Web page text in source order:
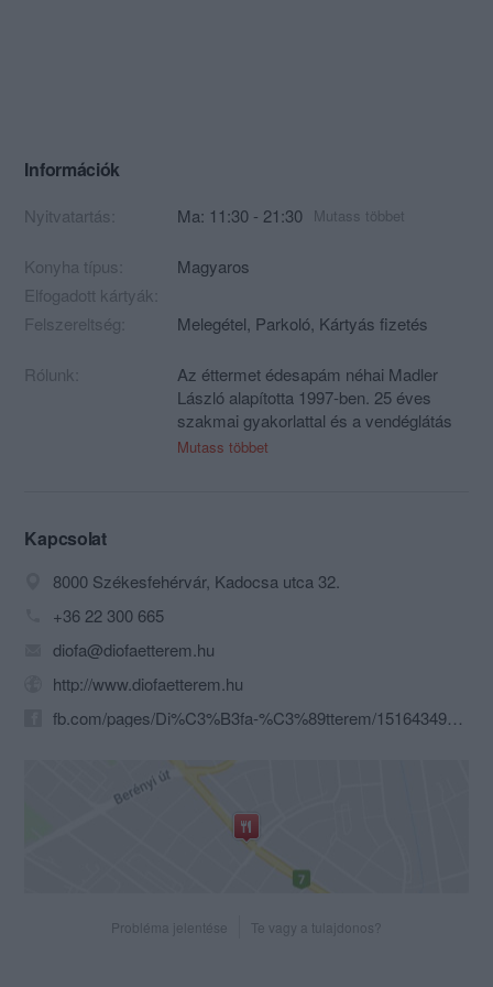
Információk
Nyitvatartás: Ma: 11:30 - 21:30 Mutass többet
Konyha típus:
Magyaros
Elfogadott kártyák:
Felszereltség:
Melegétel, Parkoló, Kártyás fizetés
Rólunk:
Az éttermet édesapám néhai Madler
László alapította 1997-ben. 25 éves
szakmai gyakorlattal és a vendéglátás
iránti feltétlen elkötelezettséggel vezette
színvonal, vendégszeretet.
Alapelvünk, hogy hangulatos, igényes
környezetben elfogyasztott minőségi
alapanyagokból készült ételeinkkel
vendégeinknek.
Mutass többet
Kapcsolat
8000 Székesfehérvár, Kadocsa utca 32.
+36 22 300 665
diofa@diofaetterem.hu
http://www.diofaetterem.hu
fb.com/pages/Di%C3%B3fa-%C3%89tterem/151643491570033
Probléma jelentése Te vagy a tulajdonos?